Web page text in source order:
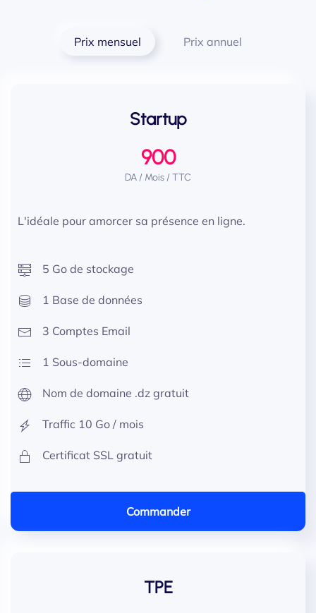
Prix mensuel Prix annuel
Startup
900
DA / Mois / TTC
L'idéale pour amorcer sa présence en ligne.
5 Go de stockage
1 Base de données
3 Comptes Email
1 Sous-domaine
Nom de domaine .dz gratuit
Traffic 10 Go / mois
Certificat SSL gratuit
Commander
TPE